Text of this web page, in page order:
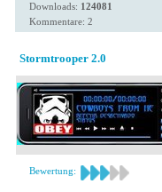
Downloads: 124081
Kommentare: 2
Stormtrooper 2.0
Bewertung: